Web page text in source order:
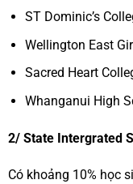
ST Dominic’s
Wellington East
Sacred Heart
Whanganui High
2/ State Intergrated
Có khoảng 10% học